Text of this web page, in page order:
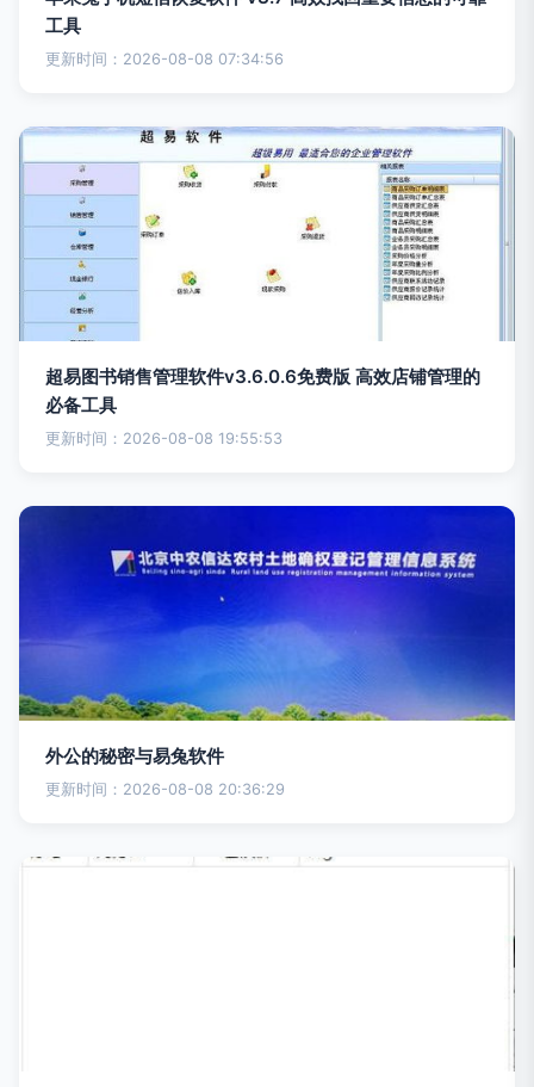
工具
更新时间：2026-08-08 07:34:56
超易图书销售管理软件v3.6.0.6免费版 高效店铺管理的
必备工具
更新时间：2026-08-08 19:55:53
外公的秘密与易兔软件
更新时间：2026-08-08 20:36:29